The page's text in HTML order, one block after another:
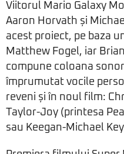
Viitorul Mario Galaxy
Aaron Horvath și
acest proiect, pe baza
Matthew Fogel, iar
compune coloana
împrumutat vocile
reveni și în noul film:
Taylor-Joy (printesa
sau Keegan-Michael